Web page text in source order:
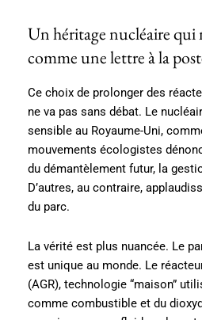
Un héritage nucléaire qui
comme une lettre à la
Ce choix de prolonger des
ne va pas sans débat. Le
sensible au Royaume-Uni,
mouvements écologistes
du démantèlement futur, la
D’autres, au contraire,
du parc.
La vérité est plus nuancée. Le
est unique au monde. Le
(AGR), technologie “maison”
comme combustible et du